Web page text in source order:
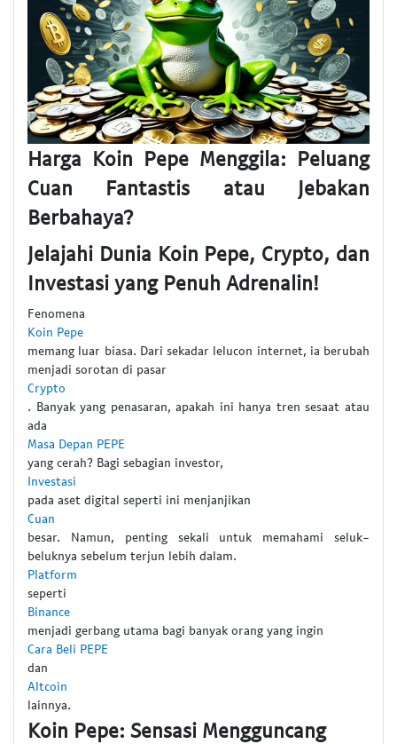
Harga Koin Pepe Menggila: Peluang
Cuan Fantastis atau Jebakan
Berbahaya?
Jelajahi Dunia Koin Pepe, Crypto, dan
Investasi yang Penuh Adrenalin!
Fenomena
Koin Pepe
memang luar biasa. Dari sekadar lelucon internet, ia berubah
menjadi sorotan di pasar
Crypto
. Banyak yang penasaran, apakah ini hanya tren sesaat atau
ada
Masa Depan PEPE
yang cerah? Bagi sebagian investor,
Investasi
pada aset digital seperti ini menjanjikan
Cuan
besar. Namun, penting sekali untuk memahami seluk-
beluknya sebelum terjun lebih dalam.
Platform
seperti
Binance
menjadi gerbang utama bagi banyak orang yang ingin
Cara Beli PEPE
dan
Altcoin
lainnya.
Koin Pepe: Sensasi Mengguncang